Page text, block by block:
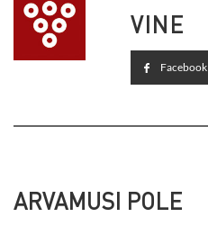
VINE
Facebook
ARVAMUSI POLE